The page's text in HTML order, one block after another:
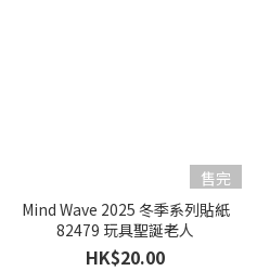
售完
Mind Wave 2025 冬季系列貼紙
82479 玩具聖誕老人
HK$20.00